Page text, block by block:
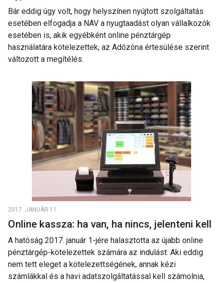
Bár eddig úgy volt, hogy helyszínen nyújtott szolgáltatás
esetében elfogadja a NAV a nyugtaadást olyan vállalkozók
esetében is, akik egyébként online pénztárgép
használatára kötelezettek, az Adózóna értesülése szerint
változott a megítélés.
2017. JANUÁR 11.
Online kassza: ha van, ha nincs, jelenteni kell
A hatóság 2017. január 1-jére halasztotta az újabb online
pénztárgép-kötelezettek számára az indulást. Aki eddig
nem tett eleget a kötelezettségének, annak kézi
számlákkal és a havi adatszolgáltatással kell számolnia,